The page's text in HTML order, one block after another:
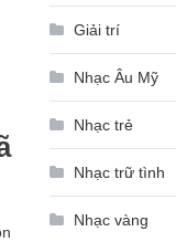
Giải trí
Nhạc Âu Mỹ
Nhạc trẻ
Nhạc trữ tình
Nhạc vàng